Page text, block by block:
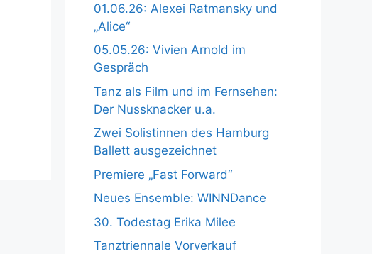
01.06.26: Alexei Ratmansky und
„Alice“
05.05.26: Vivien Arnold im
Gespräch
Tanz als Film und im Fernsehen:
Der Nussknacker u.a.
Zwei Solistinnen des Hamburg
Ballett ausgezeichnet
Premiere „Fast Forward“
Neues Ensemble: WINNDance
30. Todestag Erika Milee
Tanztriennale Vorverkauf